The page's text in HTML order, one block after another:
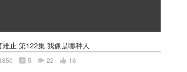
难止 第122集 我像是哪种人
5 22 16